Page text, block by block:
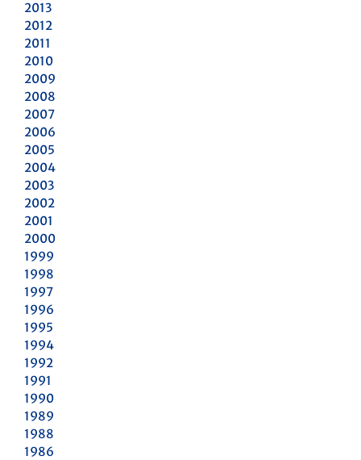
2013
2012
2011
2010
2009
2008
2007
2006
2005
2004
2003
2002
2001
2000
1999
1998
1997
1996
1995
1994
1992
1991
1990
1989
1988
1986